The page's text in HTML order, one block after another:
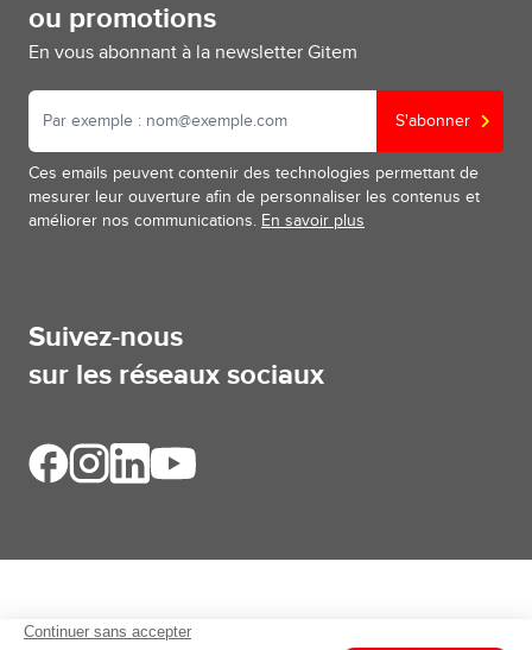
ou promotions
En vous abonnant à la newsletter Gitem
S'abonner
Ces emails peuvent contenir des technologies permettant de
mesurer leur ouverture afin de personnaliser les contenus et
améliorer nos communications. En savoir plus
Suivez-nous
sur les réseaux sociaux